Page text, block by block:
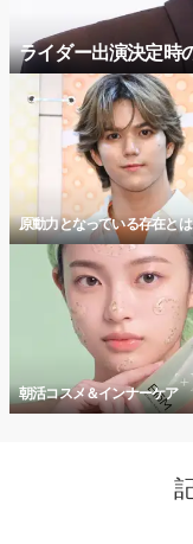
ライダー出演決定時
原動力となっている存在とは
朝活コスメ＆インナーケア